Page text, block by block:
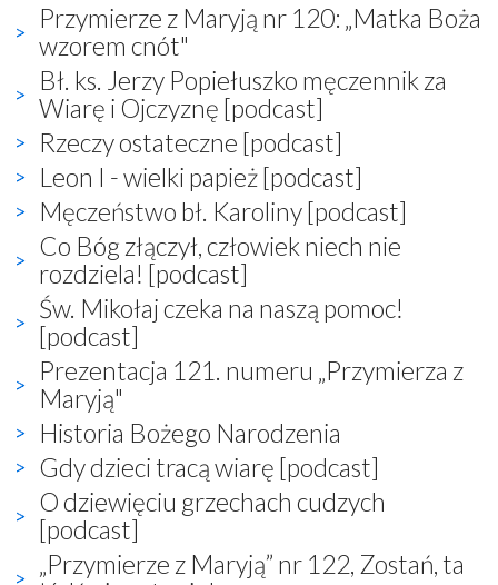
Przymierze z Maryją nr 120: „Matka Boża
wzorem cnót"
Bł. ks. Jerzy Popiełuszko męczennik za
Wiarę i Ojczyznę [podcast]
Rzeczy ostateczne [podcast]
Leon I - wielki papież [podcast]
Męczeństwo bł. Karoliny [podcast]
Co Bóg złączył, człowiek niech nie
rozdziela! [podcast]
Św. Mikołaj czeka na naszą pomoc!
[podcast]
Prezentacja 121. numeru „Przymierza z
Maryją"
Historia Bożego Narodzenia
Gdy dzieci tracą wiarę [podcast]
O dziewięciu grzechach cudzych
[podcast]
„Przymierze z Maryją” nr 122, Zostań, ta